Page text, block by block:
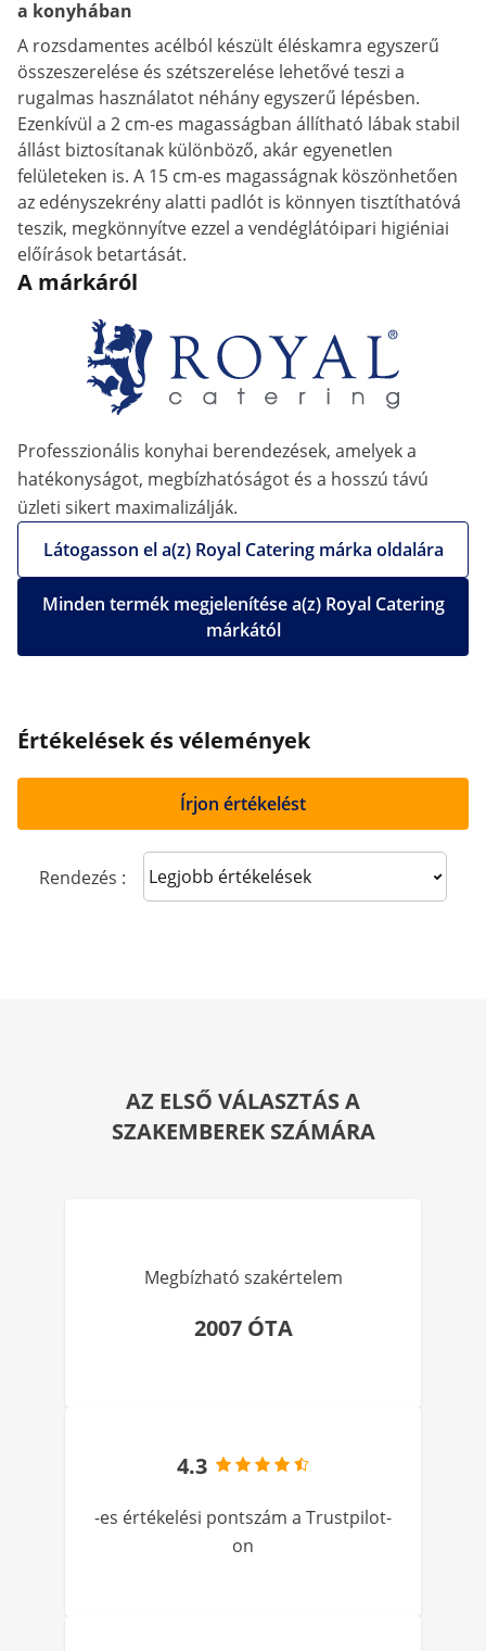
a konyhában
A rozsdamentes acélból készült éléskamra egyszerű
összeszerelése és szétszerelése lehetővé teszi a
rugalmas használatot néhány egyszerű lépésben.
Ezenkívül a 2 cm-es magasságban állítható lábak stabil
állást biztosítanak különböző, akár egyenetlen
felületeken is. A 15 cm-es magasságnak köszönhetően
az edényszekrény alatti padlót is könnyen tisztíthatóvá
teszik, megkönnyítve ezzel a vendéglátóipari higiéniai
előírások betartását.
A márkáról
Professzionális konyhai berendezések, amelyek a
hatékonyságot, megbízhatóságot és a hosszú távú
üzleti sikert maximalizálják.
Látogasson el a(z) Royal Catering márka oldalára
Minden termék megjelenítése a(z) Royal Catering
márkától
Értékelések és vélemények
Írjon értékelést
Rendezés : Sort reviews
AZ ELSŐ VÁLASZTÁS A
SZAKEMBEREK SZÁMÁRA
Megbízható szakértelem
2007 ÓTA
4.3
-es értékelési pontszám a Trustpilot-
on